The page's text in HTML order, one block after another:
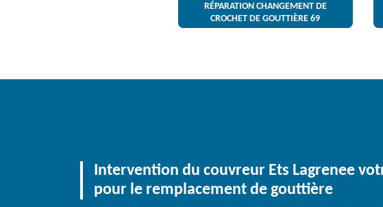
RÉPARATION CHANGEMENT DE
CROCHET DE GOUTTIÈRE 69
Intervention du couvreur Ets Lagrenee
pour le remplacement de gouttière